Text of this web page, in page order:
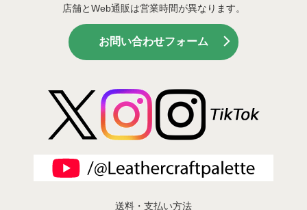
店舗とWeb通販は営業時間が異なります。
お問い合わせフォーム
送料・支払い方法